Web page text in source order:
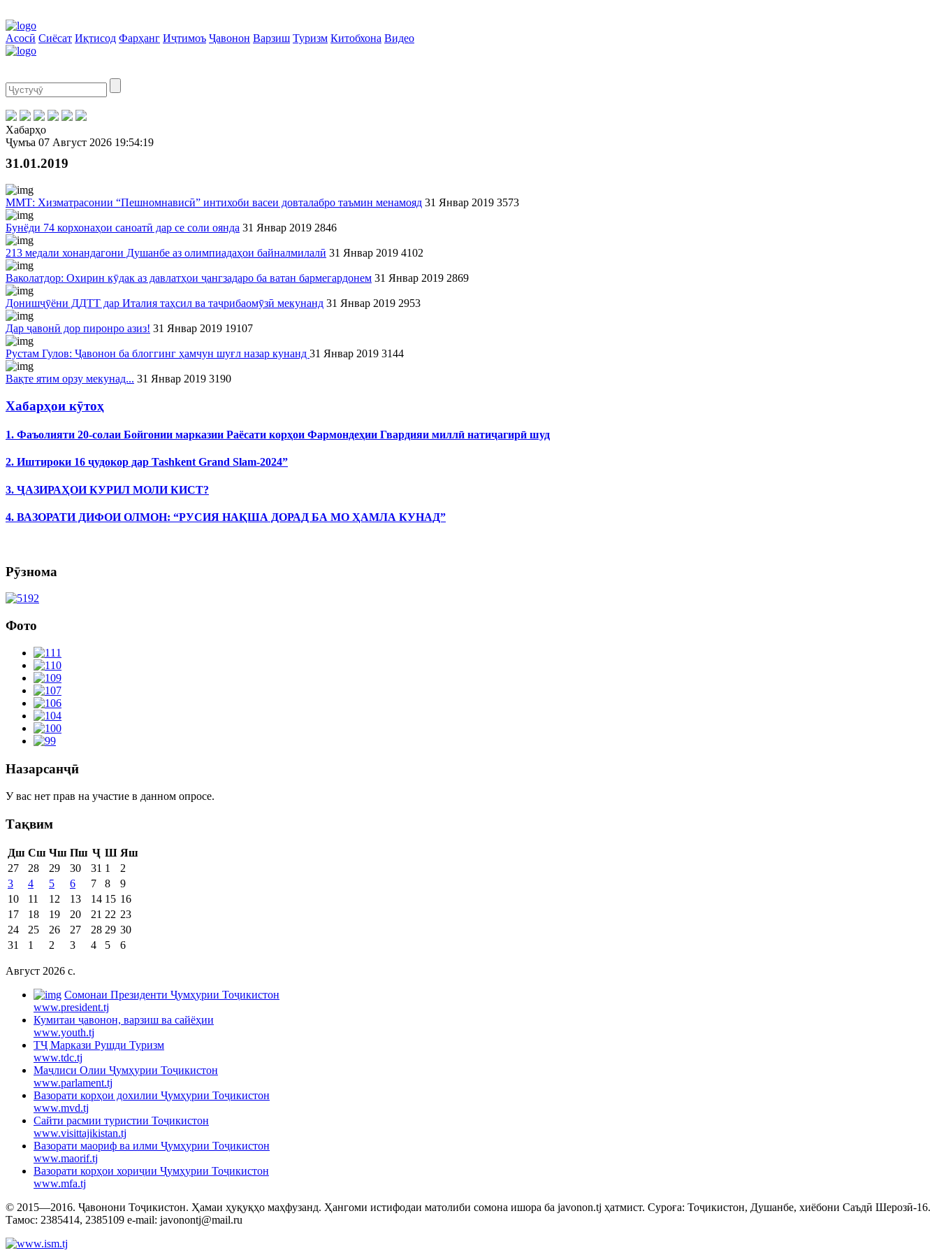
Асосӣ Сиёсат Иқтисод Фарҳанг Иҷтимоъ Ҷавонон Варзиш Туризм Китобхона Видео
Хабарҳо
Ҷумъа 07 Август 2026 19:54:20
31.01.2019
ММТ: Хизматрасонии “Пешномнависӣ” интихоби васеи довталабро таъмин менамояд 31 Январ 2019 3573
Бунёди 74 корхонаҳои саноатӣ дар се соли оянда 31 Январ 2019 2846
213 медали хонандагони Душанбе аз олимпиадаҳои байналмилалӣ 31 Январ 2019 4102
Ваколатдор: Охирин кӯдак аз давлатҳои ҷангзадаро ба ватан бармегардонем 31 Январ 2019 2869
Донишҷӯёни ДДТТ дар Италия таҳсил ва таҷрибаомӯзӣ мекунанд 31 Январ 2019 2953
Дар ҷавонӣ дор пиронро азиз! 31 Январ 2019 19107
Рустам Гулов: Ҷавонон ба блоггинг ҳамчун шуғл назар кунанд 31 Январ 2019 3144
Вақте ятим орзу мекунад... 31 Январ 2019 3190
Хабарҳои кӯтоҳ
1. Фаъолияти 20-солаи Бойгонии марказии Раёсати корҳои Фармондеҳии Гвардияи миллӣ натиҷагирӣ шуд
2. Иштироки 16 ҷудокор дар Tashkent Grand Slam-2024”
3. ҶАЗИРАҲОИ КУРИЛ МОЛИ КИСТ?
4. ВАЗОРАТИ ДИФОИ ОЛМОН: “РУСИЯ НАҚША ДОРАД БА МО ҲАМЛА КУНАД”
Рӯзнома
Фото
Назарсанҷӣ
У вас нет прав на участие в данном опросе.
Тақвим
Дш Сш Чш Пш Ҷ Ш Яш
27
28 29 30 31 1
2
3
4 5 6 7 8
9
10
11 12 13 14 15 16
17
18 19 20 21 22 23
24
25 26 27 28 29 30
31
1 2 3 4 5 6
Август 2026 c.
Cомонаи Президенти Ҷумҳурии Тоҷикистон
www.president.tj
Кумитаи ҷавонон, варзиш ва сайёҳии
www.youth.tj
ТҶ Маркази Рушди Туризм
www.tdc.tj
Маҷлиси Олии Ҷумҳурии Тоҷикистон
www.parlament.tj
Вазорати корҳои дохилии Ҷумҳурии Тоҷикистон
www.mvd.tj
Сайти расмии туристии Тоҷикистон
www.visittajikistan.tj
Вазорати маориф ва илми Ҷумҳурии Тоҷикистон
www.maorif.tj
Вазорати корҳои хориҷии Ҷумҳурии Тоҷикистон
www.mfa.tj
© 2015—2016. Ҷавонони Тоҷикистон. Ҳамаи ҳуқуқҳо маҳфузанд. Ҳангоми истифодаи матолиби сомона ишора ба javonon.tj ҳатмист. Суроға: Тоҷикистон, Душанбе, хиёбони Саъдӣ Шерозӣ-16.
Тамос: 2385414, 2385109 e-mail: javonontj@mail.ru